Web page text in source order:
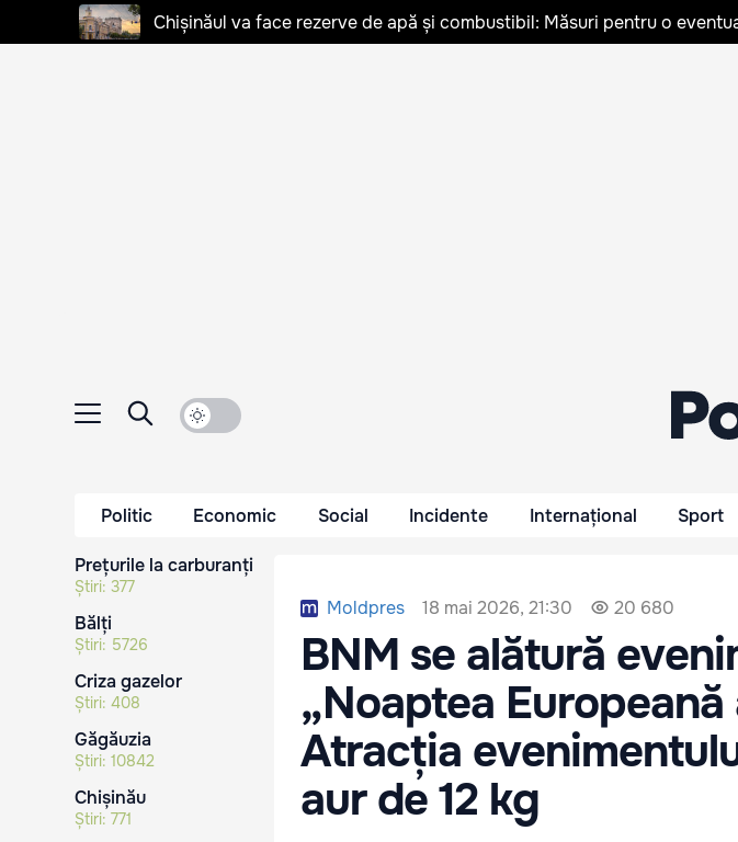
Chișinăul va face rezerve de apă și combustibil: Măsuri pentru o
Politic Economic Social Incidente Internațional Sport
Prețurile la carburanți
Știri: 377
Bălți
Știri: 5726
Criza gazelor
Știri: 408
Găgăuzia
Știri: 10842
Chișinău
Știri: 771
Moldpres 18 mai 2026, 21:30 20 680
BNM se alătură
„Noaptea Europeană
Atracția
aur de 12 kg